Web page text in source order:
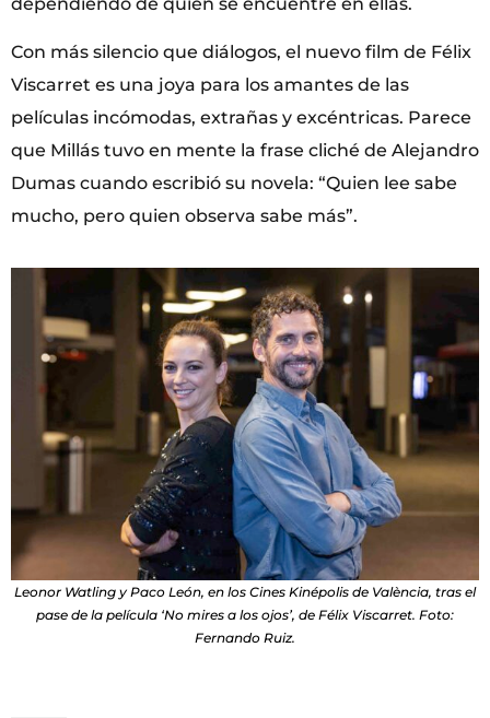
Con más silencio que diálogos, el nuevo film de Félix
Viscarret es una joya para los amantes de las
películas incómodas, extrañas y excéntricas. Parece
que Millás tuvo en mente la frase cliché de Alejandro
Dumas cuando escribió su novela: “Quien lee sabe
mucho, pero quien observa sabe más”.
Leonor Watling y Paco León, en los Cines Kinépolis de València, tras el
pase de la película ‘No mires a los ojos’, de Félix Viscarret. Foto:
Fernando Ruiz.